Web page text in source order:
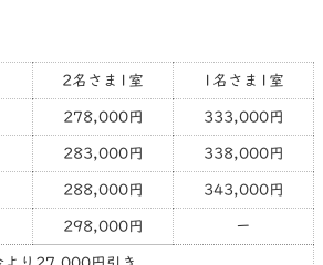
2名さま1室 1名さま1室
278,000円 333,000円
283,000円 338,000円
288,000円 343,000円
298,000円 ー